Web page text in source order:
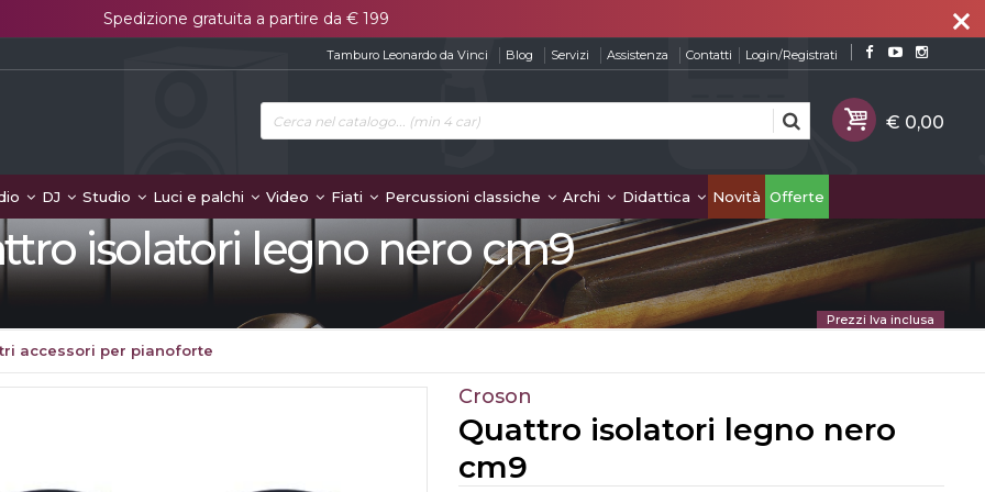
close
Spedizione gratuita a partire da € 199
Tamburo Leonardo da Vinci Blog Servizi Assistenza Contatti Login/Registrati
DJ Studio Luci e palchi Video Fiati Percussioni classiche Archi Didattica Novità Offerte
isolatori legno nero cm9
Prezzi Iva inclusa
accessori per pianoforte
Croson
Quattro isolatori legno nero
cm9